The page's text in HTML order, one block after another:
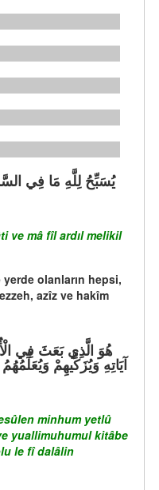
ve mâ fîl ardıl melikil
olanların hepsi,
azîz ve hakîm
آيَاتِهِ وَيُزَكِّيهِمْ
minhum yetlû
yuallimuhumul kitâbe
le fî dalâlin